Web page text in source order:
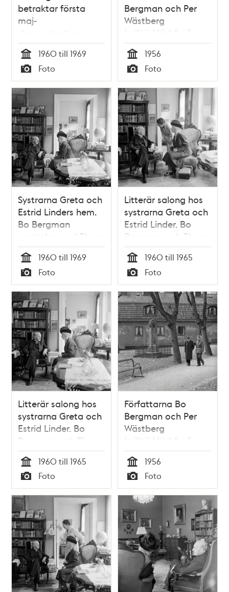
betraktar första
maj-
demonstrationen
vid Valhallavägen
Tid
1960 till 1969
Typ
Foto
Bergman och Per
Wästberg
(militärklädd) på
Klara kyrkogård
Tid
1956
Typ
Foto
Systrarna Greta och
Estrid Linders hem.
Bo Bergman
samtalar med Thyra
Klinckowström
Tid
1960 till 1969
Typ
Foto
Litterär salong hos
systrarna Greta och
Estrid Linder. Bo
Bergman och Thyra
Klinkowström
samtalar
Tid
1960 till 1965
Typ
Foto
Litterär salong hos
systrarna Greta och
Estrid Linder. Bo
Bergman och Thyra
Klinkowström
samtalar
Tid
1960 till 1965
Typ
Foto
Författarna Bo
Bergman och Per
Wästberg
(militärklädd) på
Klara kyrkogård vid
gravstenen över
Anna-Maria
Lenngren
Tid
1956
Typ
Foto